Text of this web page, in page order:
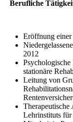
Berufliche
Eröffnung
2012
stationäre
Leitung von
Lehrinstituts